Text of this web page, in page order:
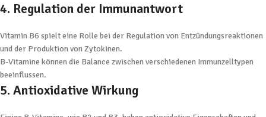
4. Regulation der Immunantwort
Vitamin B6 spielt eine Rolle bei der Regulation von Entzündungsreaktionen
und der Produktion von Zytokinen.
B-Vitamine können die Balance zwischen verschiedenen Immunzelltypen
beeinflussen.
5. Antioxidative Wirkung